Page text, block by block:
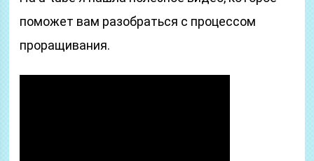
поможет вам разобраться с процессом
проращивания.